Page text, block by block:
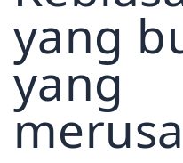
yang
yang